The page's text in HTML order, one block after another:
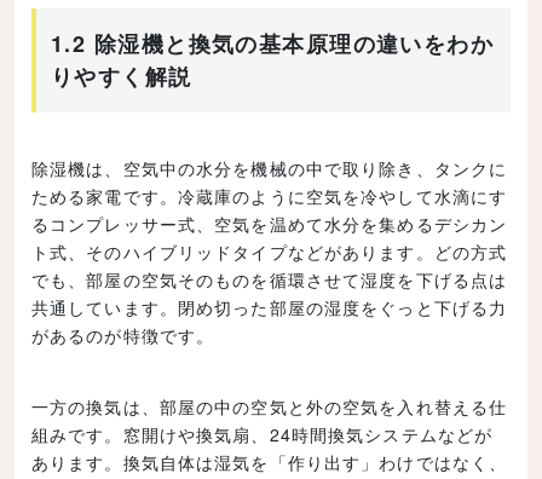
1.2 除湿機と換気の基本原理の違いをわか
りやすく解説
除湿機は、空気中の水分を機械の中で取り除き、タンクに
ためる家電です。冷蔵庫のように空気を冷やして水滴にす
るコンプレッサー式、空気を温めて水分を集めるデシカン
ト式、そのハイブリッドタイプなどがあります。どの方式
でも、部屋の空気そのものを循環させて湿度を下げる点は
共通しています。閉め切った部屋の湿度をぐっと下げる力
があるのが特徴です。
一方の換気は、部屋の中の空気と外の空気を入れ替える仕
組みです。窓開けや換気扇、24時間換気システムなどが
あります。換気自体は湿気を「作り出す」わけではなく、